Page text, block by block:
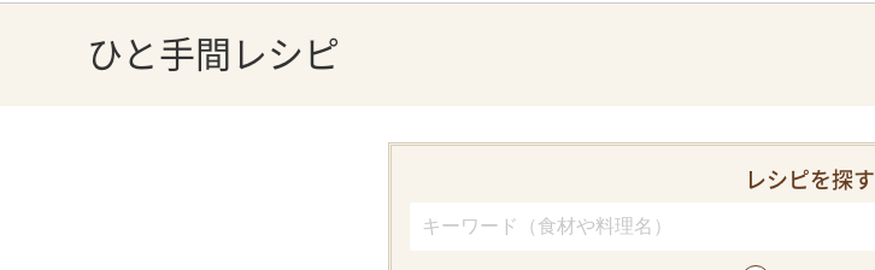
ひと手間レシピ
レシピを探す